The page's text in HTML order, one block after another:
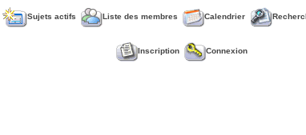
Sujets actifs Liste des membres Calendrier
Inscription Connexion